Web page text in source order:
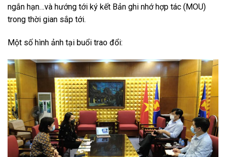
ngắn hạn…và hướng tới ký kết Bản ghi nhớ hợp tác (MOU)
trong thời gian sắp tới.
Một số hình ảnh tại buổi trao đổi: